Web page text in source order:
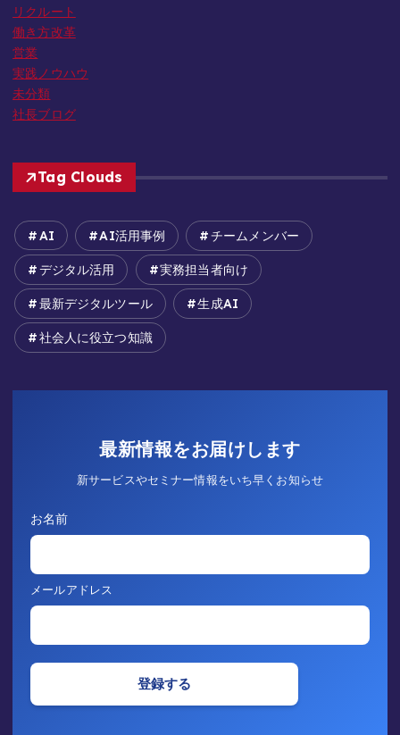
リクルート
働き方改革
営業
実践ノウハウ
未分類
社長ブログ
Tag Clouds
AI AI活用事例 チームメンバー
デジタル活用 実務担当者向け
最新デジタルツール 生成AI
社会人に役立つ知識
最新情報をお届けします
新サービスやセミナー情報をいち早くお知らせ
お名前